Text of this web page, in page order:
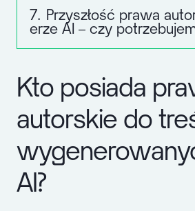
7. Przyszłość prawa
erze AI – czy
Kto posiada
autorskie do
AI?